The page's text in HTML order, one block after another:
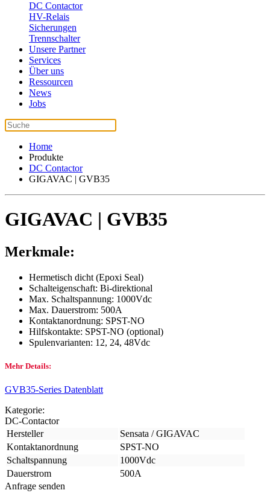
DC Contactor
HV-Relais
Sicherungen
Trennschalter
Unsere Partner
Services
Über uns
Ressourcen
News
Jobs
Home
Produkte
DC Contactor
GIGAVAC | GVB35
GIGAVAC | GVB35
Merkmale:
Hermetisch dicht (Epoxi Seal)
Schalteigenschaft: Bi-direktional
Max. Schaltspannung: 1000Vdc
Max. Dauerstrom: 500A
Kontaktanordnung: SPST-NO
Hilfskontakte: SPST-NO (optional)
Spulenvarianten: 12, 24, 48Vdc
Mehr Details:
GVB35-Series Datenblatt
Kategorie:
DC-Contactor
Hersteller
Sensata / GIGAVAC
Kontaktanordnung
SPST-NO
Schaltspannung
1000Vdc
Dauerstrom
500A
Anfrage senden